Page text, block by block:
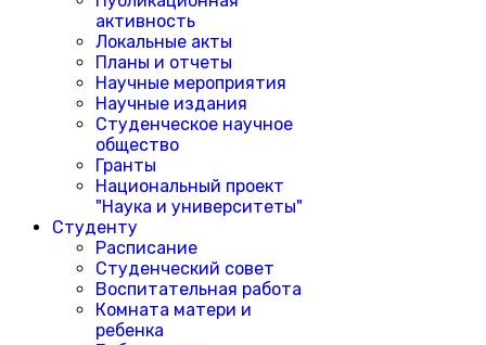
активность
Локальные акты
Планы и отчеты
Научные мероприятия
Научные издания
Студенческое научное
общество
Гранты
Национальный проект
"Наука и университеты"
Студенту
Расписание
Студенческий совет
Воспитательная работа
Комната матери и
ребенка